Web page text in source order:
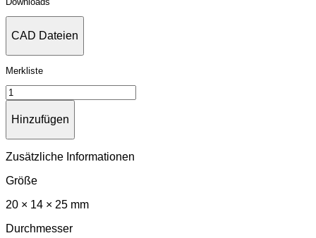
CAD Dateien
Merkliste
Hinzufügen
Zusätzliche Informationen
Größe
20 × 14 × 25 mm
Durchmesser